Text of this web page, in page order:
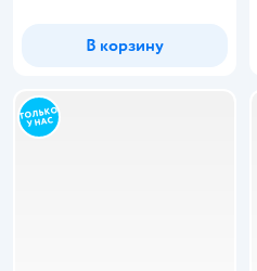
В корзину